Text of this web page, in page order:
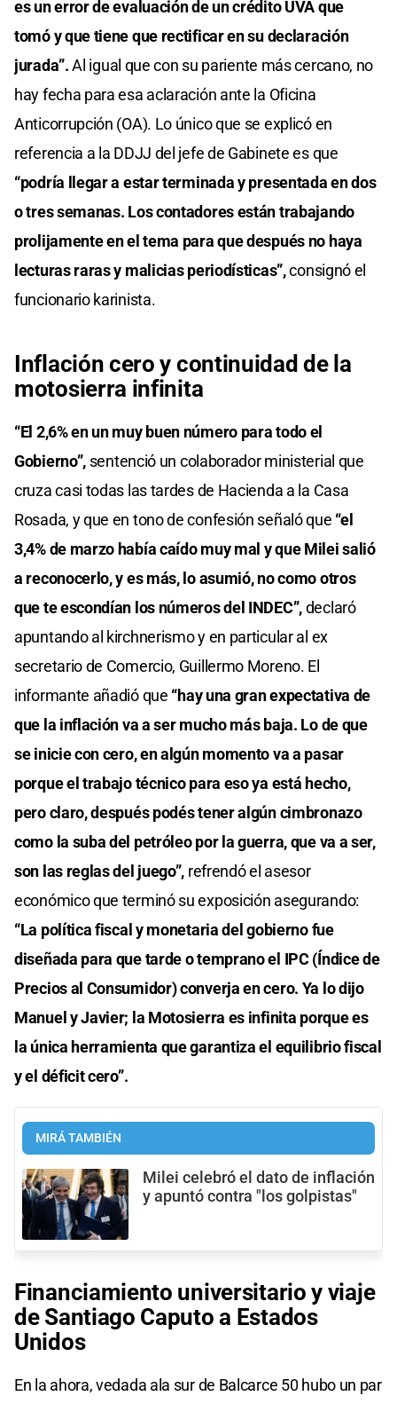
es un error de evaluación de un crédito UVA que
tomó y que tiene que rectificar en su declaración
jurada”.Al igual que con su pariente más cercano, no
hay fecha para esa aclaración ante la Oficina
Anticorrupción (OA). Lo único que se explicó en
referencia a la DDJJ del jefe de Gabinete es que
“podría llegar a estar terminada y presentada en dos
o tres semanas. Los contadores están trabajando
prolijamente en el tema para que después no haya
lecturas raras y malicias periodísticas”,consignó el
funcionario karinista.
Inflación cero y continuidad de la
motosierra infinita
“El 2,6% en un muy buen número para todo el
Gobierno”, sentenció un colaborador ministerial que
cruza casi todas las tardes de Hacienda a la Casa
Rosada, y que en tono de confesión señaló que “el
3,4% de marzo había caído muy mal y que Milei salió
a reconocerlo, y es más, lo asumió, no como otros
que te escondían los números del INDEC”,declaró
apuntando al kirchnerismo y en particular al ex
secretario de Comercio, Guillermo Moreno. El
informante añadió que “hay una gran expectativa de
que la inflación va a ser mucho más baja. Lo de que
se inicie con cero, en algún momento va a pasar
porque el trabajo técnico para eso ya está hecho,
pero claro, después podés tener algún cimbronazo
como la suba del petróleo por la guerra, que va a ser,
son las reglas del juego”, refrendó el asesor
económico que terminó su exposición asegurando:
“La política fiscal y monetaria del gobierno fue
diseñada para que tarde o temprano el IPC (Índice de
Precios al Consumidor) converja en cero. Ya lo dijo
Manuel y Javier; la Motosierra es infinita porque es
la única herramienta que garantiza el equilibrio fiscal
y el déficit cero”.
MIRÁ TAMBIÉN
Milei celebró el dato de inflación
y apuntó contra "los golpistas"
Financiamiento universitario y viaje
de Santiago Caputo a Estados
Unidos
En la ahora, vedada ala sur de Balcarce 50 hubo un par